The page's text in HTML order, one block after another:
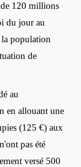
de 120 millions
du jour au
population
de
au
en allouant une
(125 €) aux
pas été
versé 500